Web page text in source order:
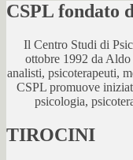
CSPL fondato
Il Centro Studi di
ottobre 1992 da
analisti, psicoterapeuti,
CSPL promuove
psicologia,
TIROCINI